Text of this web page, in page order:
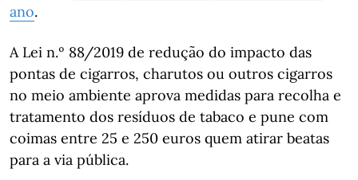
ano.
A Lei n.º 88/2019 de redução do impacto das
pontas de cigarros, charutos ou outros cigarros
no meio ambiente aprova medidas para recolha e
tratamento dos resíduos de tabaco e pune com
coimas entre 25 e 250 euros quem atirar beatas
para a via pública.